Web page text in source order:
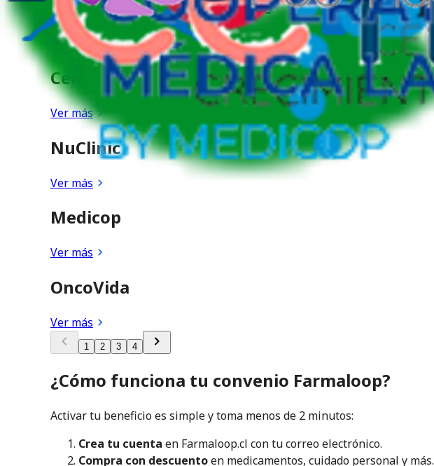
Santiago Medical Institute
Ver más
Cefir
Ver más
NuClinic
Ver más
Medicop
Ver más
OncoVida
Ver más
1 2 3 4
¿Cómo funciona tu convenio Farmaloop?
Activar tu beneficio es simple y toma menos de 2 minutos:
Crea tu cuenta en Farmaloop.cl con tu correo electrónico.
Compra con descuentoen medicamentos, cuidado personal y más.